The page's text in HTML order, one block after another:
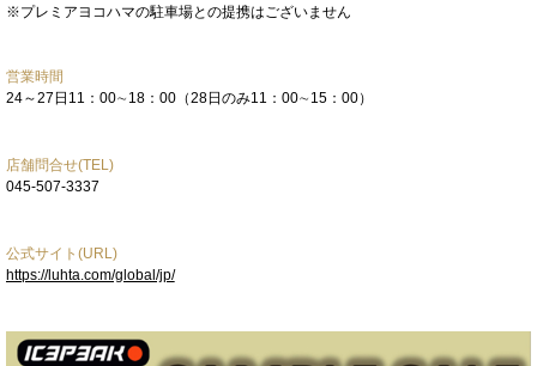
※プレミアヨコハマの駐車場との提携はございません
営業時間
24～27日11：00∼18：00（28日のみ11：00∼15：00）
店舗問合せ(TEL)
045-507-3337
公式サイト(URL)
https://luhta.com/global/jp/